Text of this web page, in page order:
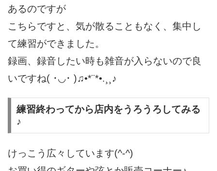
あるのですが
こちらですと、気が散ることもなく、集中し
て練習ができました。
録画、録音したい時も雑音が入らないので良
いですね( ･◡･ )♫•*¨*•.¸¸♪
練習終わってから店内をうろうろしてみる
♪
けっこう広々しています(^-^)